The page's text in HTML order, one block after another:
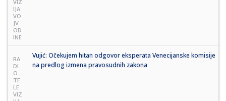
VIZ
IJA
VO
JV
OD
INE
RA
DI
O
TE
LE
VIZ
Vujić: Očekujem hitan odgovor eksperata Venecijanske komisije
na predlog izmena pravosudnih zakona